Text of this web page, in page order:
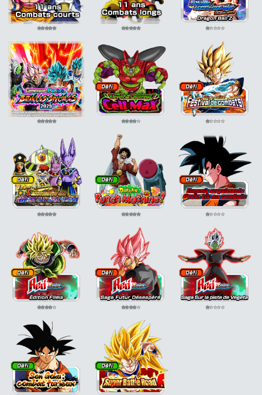
⭐⭐⭐⭐⭐ ⭐⭐⭐⭐⭐ ⭐⭐⭐⭐⭐
⭐⭐⭐⭐⭐ ⭐⭐⭐⭐⭐ ⭐⭐⭐⭐⭐
⭐⭐⭐⭐⭐ ⭐⭐⭐⭐⭐ ⭐⭐⭐⭐⭐
⭐⭐⭐⭐⭐ ⭐⭐⭐⭐⭐ ⭐⭐⭐⭐⭐